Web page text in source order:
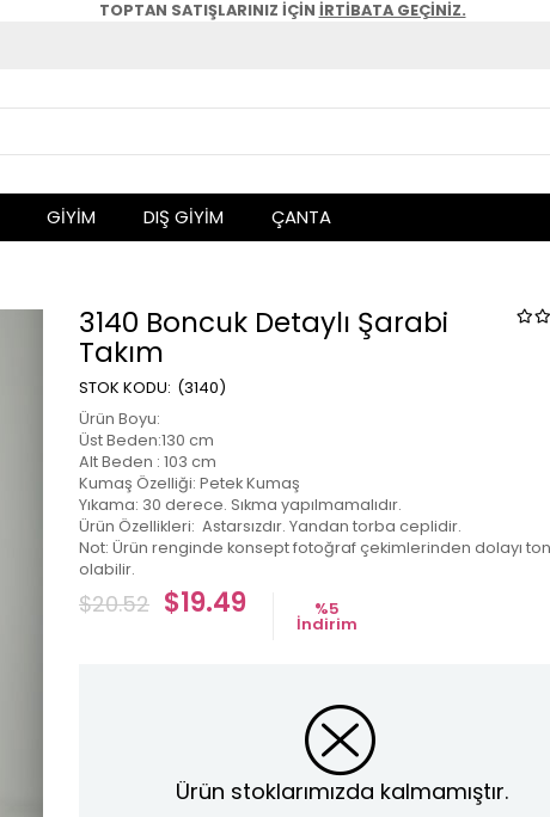
TOPTAN SATIŞLARINIZ İÇİN İRTİBATA GEÇİNİZ.
GİYİM DIŞ GİYİM ÇANTA
3140 Boncuk Detaylı Şarabi
Takım
(3140)
Ürün Boyu:
Üst Beden:130 cm
Alt Beden : 103 cm
Kumaş Özelliği: Petek Kumaş
Yıkama: 30 derece. Sıkma yapılmamalıdır.
Ürün Özellikleri: Astarsızdır. Yandan torba ceplidir.
Not: Ürün renginde konsept fotoğraf çekimlerinden dolayı ton
olabilir.
$20.52 $19.49 %5
İndirim
Ürün stoklarımızda kalmamıştır.